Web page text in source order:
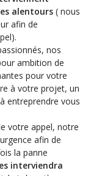
alentours ( nous
afin de
nos
ambition de
pour votre
à votre projet, un
entreprendre vous
votre appel, notre
afin de
la panne
interviendra